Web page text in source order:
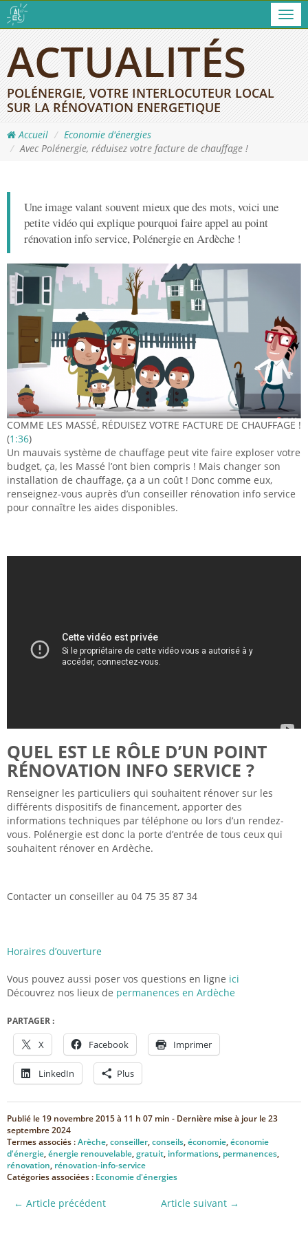
ACTUALITÉS
POLÉNERGIE, VOTRE INTERLOCUTEUR LOCAL
SUR LA RÉNOVATION ENERGETIQUE
Accueil
Economie d'énergies
Avec Polénergie, réduisez votre facture de chauffage !
Une image valant souvent mieux que des mots, voici une
petite vidéo qui explique pourquoi faire appel au point
rénovation info service, Polénergie en Ardèche !
COMME LES MASSÉ, RÉDUISEZ VOTRE FACTURE DE CHAUFFAGE !
(1:36)
Un mauvais système de chauffage peut vite faire exploser votre
budget, ça, les Massé l’ont bien compris ! Mais changer son
installation de chauffage, ça a un coût ! Donc comme eux,
renseignez-vous auprès d’un conseiller rénovation info service
pour connaître les aides disponibles.
QUEL EST LE RÔLE D’UN POINT
RÉNOVATION INFO SERVICE ?
Renseigner les particuliers qui souhaitent rénover sur les
différents dispositifs de financement, apporter des
informations techniques par téléphone ou lors d’un rendez-
vous. Polénergie est donc la porte d’entrée de tous ceux qui
souhaitent rénover en Ardèche.
Contacter un conseiller au 04 75 35 87 34
Horaires d’ouverture
Vous pouvez aussi poser vos questions en ligne ici
Découvrez nos lieux de permanences en Ardèche
PARTAGER :
X Facebook Imprimer
LinkedIn Plus
Publié le 19 novembre 2015 à 11 h 07 min - Dernière mise à jour le23
septembre 2024
Termes associés :Arèche,conseiller,conseils,économie,économie
d'énergie,énergie renouvelable,gratuit, informations, permanences,
rénovation, rénovation-info-service
Catégories associées : Economie d'énergies
← Article précédent Article suivant →